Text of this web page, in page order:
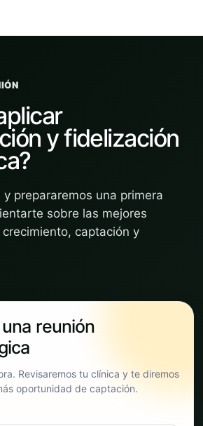
y fidelización
prepararemos una primera
sobre las mejores
captación y
reunión
Revisaremos tu clínica y te diremos
oportunidad de captación.